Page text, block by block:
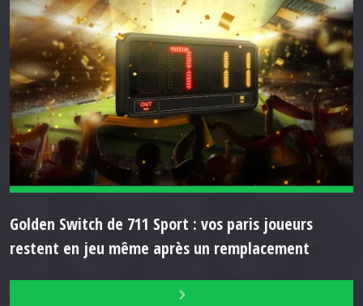
Golden Switch de 711 Sport : vos paris joueurs
restent en jeu même après un remplacement